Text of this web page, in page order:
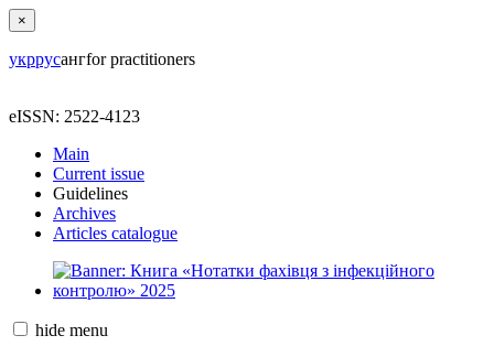
×
укррусангfor practitioners
eISSN: 2522-4123
Main
Current issue
Guidelines
Archives
Articles catalogue
hide menu